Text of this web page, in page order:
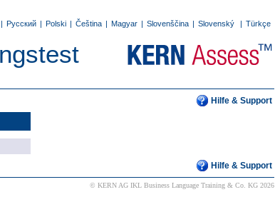
| Русский | Polski | Čeština | Magyar | Slovenščina | Slovenský | Türkçe
Hilfe & Support
Hilfe & Support
© KERN AG IKL Business Language Training & Co. KG 2026